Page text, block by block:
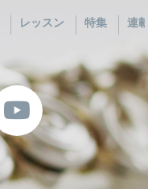
レッスン 特集 連